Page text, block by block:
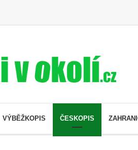
VÝBĚŽKOPIS ČESKOPIS